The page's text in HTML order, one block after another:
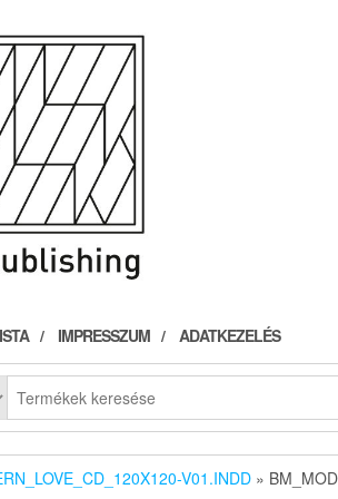
IMPRESSZUM ADATKEZELÉS
V01.INDD »